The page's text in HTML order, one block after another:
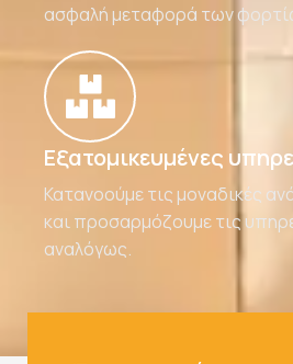
ασφαλή μεταφορά των
Εξατομικευμένες
Κατανοούμε τις μοναδικές
και προσαρμόζουμε τις
αναλόγως.